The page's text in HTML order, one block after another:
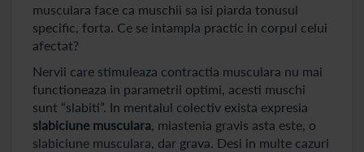
musculara face ca muschii sa isi piarda tonusul
specific, forta. Ce se intampla practic in corpul celui
afectat?
Nervii care stimuleaza contractia musculara nu mai
functioneaza in parametrii optimi, acesti muschi
sunt “slabiti”. In mentalul colectiv exista expresia
slabiciune musculara, miastenia gravis asta este, o
slabiciune musculara, dar grava. Desi in multe cazuri